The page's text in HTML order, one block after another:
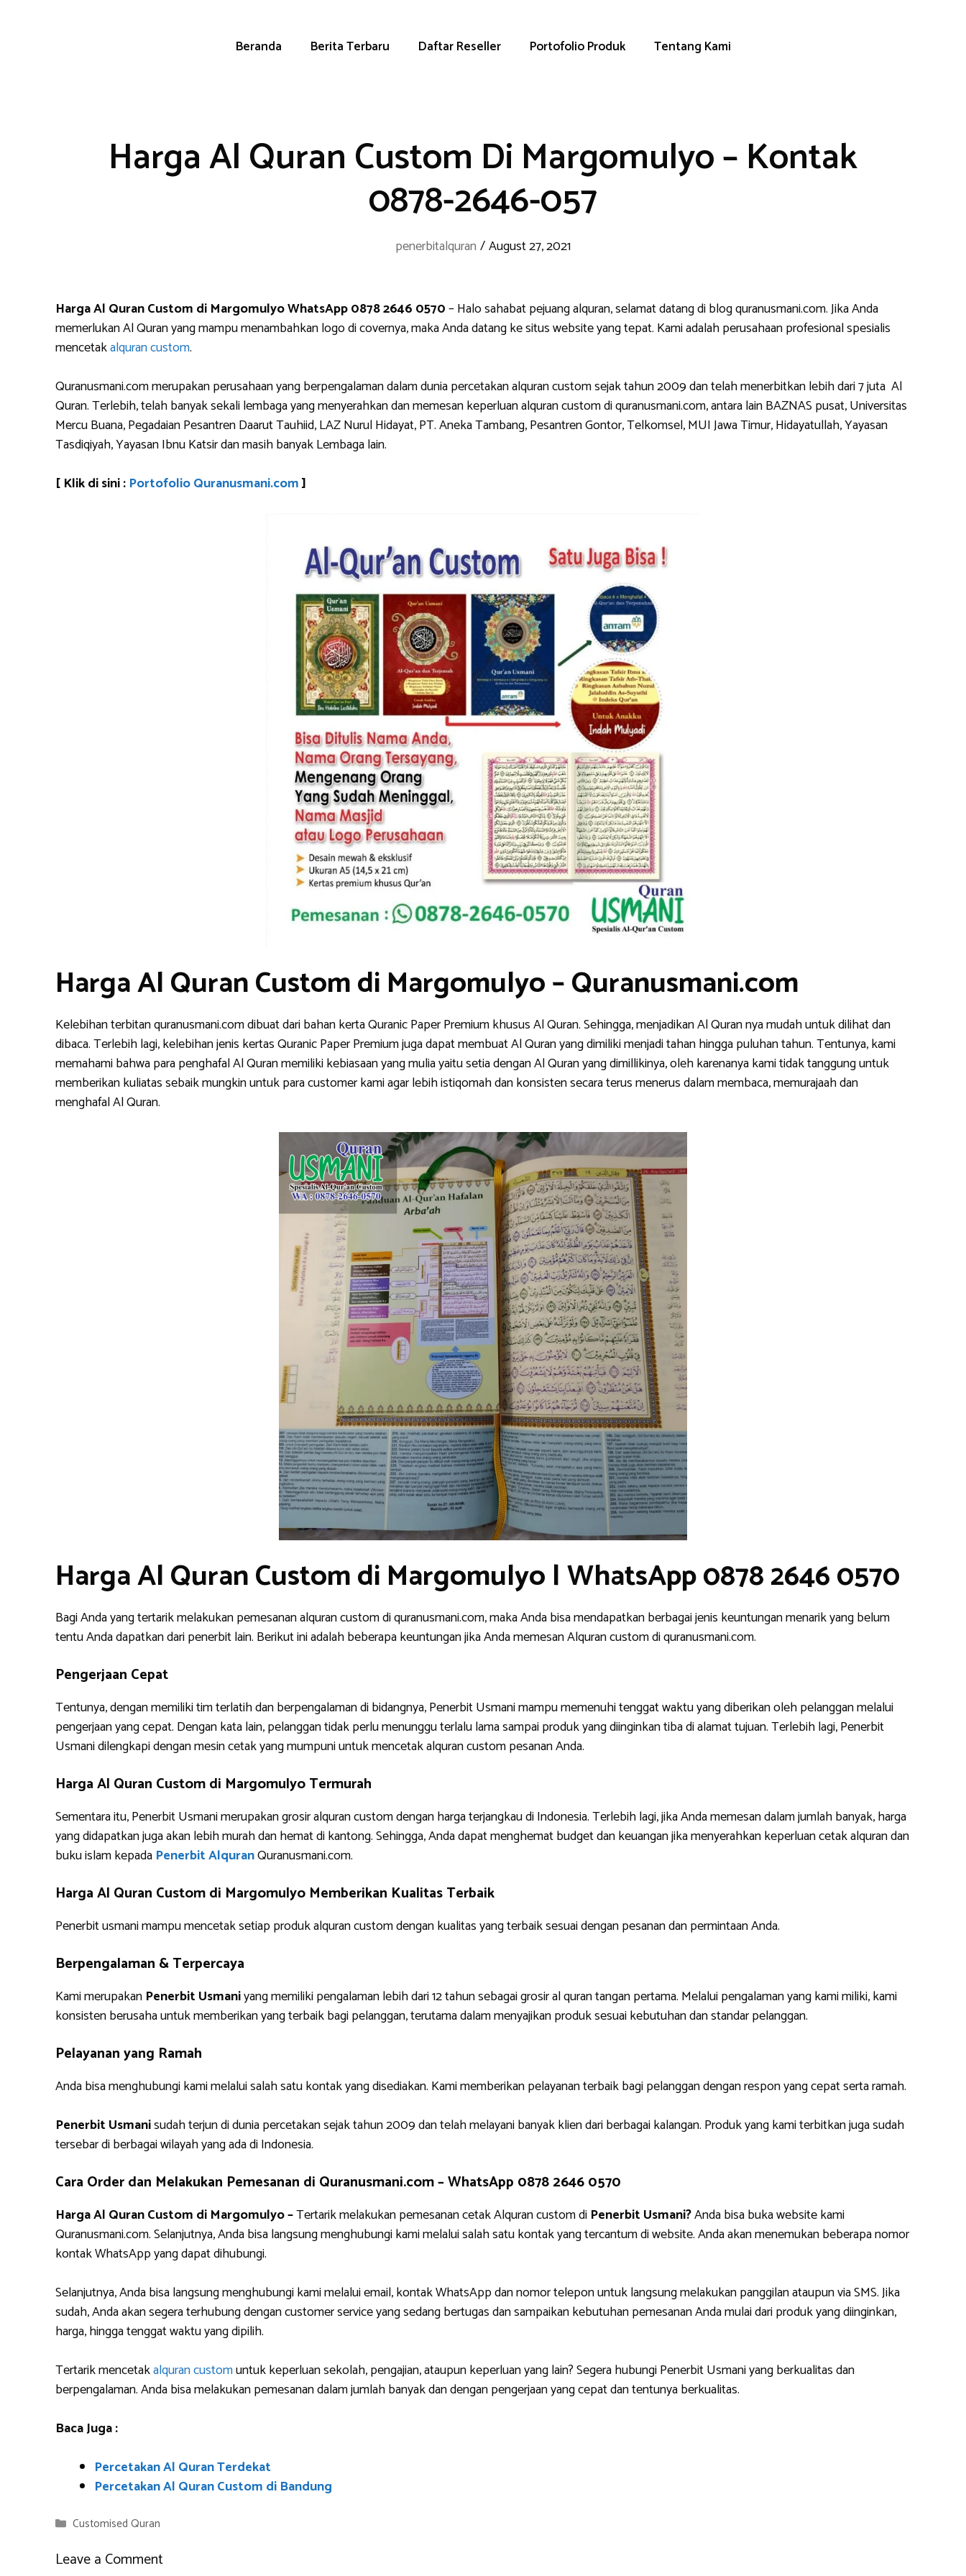
Beranda Berita Terbaru Daftar Reseller Portofolio Produk Tentang Kami
Harga Al Quran Custom Di Margomulyo – Kontak
0878-2646-057
penerbitalquran /August 27, 2021
Harga Al Quran Custom di Margomulyo WhatsApp 0878 2646 0570– Halo sahabat pejuang alquran, selamat datang di blog quranusmani.com. Jika Anda
memerlukan Al Quran yang mampu menambahkan logo di covernya, maka Anda datang ke situs website yang tepat. Kami adalah perusahaan profesional spesialis
mencetakalquran custom.
Quranusmani.com merupakan perusahaan yang berpengalaman dalam dunia percetakan alquran custom sejak tahun 2009 dan telah menerbitkan lebih dari 7 juta Al
Quran. Terlebih, telah banyak sekali lembaga yang menyerahkan dan memesan keperluan alquran custom di quranusmani.com, antara lain BAZNAS pusat, Universitas
Mercu Buana, Pegadaian Pesantren Daarut Tauhiid, LAZ Nurul Hidayat, PT. Aneka Tambang, Pesantren Gontor, Telkomsel, MUI Jawa Timur, Hidayatullah, Yayasan
Tasdiqiyah, Yayasan Ibnu Katsir dan masih banyak Lembaga lain.
[ Klik di sini : Portofolio Quranusmani.com]
Harga Al Quran Custom di Margomulyo – Quranusmani.com
Kelebihan terbitan quranusmani.com dibuat dari bahan kerta Quranic Paper Premium khusus Al Quran. Sehingga, menjadikan Al Quran nya mudah untuk dilihat dan
dibaca. Terlebih lagi, kelebihan jenis kertas Quranic Paper Premium juga dapat membuat Al Quran yang dimiliki menjadi tahan hingga puluhan tahun. Tentunya, kami
memahami bahwa para penghafal Al Quran memiliki kebiasaan yang mulia yaitu setia dengan Al Quran yang dimillikinya, oleh karenanya kami tidak tanggung untuk
memberikan kuliatas sebaik mungkin untuk para customer kami agar lebih istiqomah dan konsisten secara terus menerus dalam membaca, memurajaah dan
menghafal Al Quran.
Harga Al Quran Custom di Margomulyo | WhatsApp 0878 2646 0570
Bagi Anda yang tertarik melakukan pemesanan alquran custom di quranusmani.com, maka Anda bisa mendapatkan berbagai jenis keuntungan menarik yang belum
tentu Anda dapatkan dari penerbit lain. Berikut ini adalah beberapa keuntungan jika Anda memesan Alquran custom di quranusmani.com.
Pengerjaan Cepat
Tentunya, dengan memiliki tim terlatih dan berpengalaman di bidangnya, Penerbit Usmani mampu memenuhi tenggat waktu yang diberikan oleh pelanggan melalui
pengerjaan yang cepat. Dengan kata lain, pelanggan tidak perlu menunggu terlalu lama sampai produk yang diinginkan tiba di alamat tujuan. Terlebih lagi, Penerbit
Usmani dilengkapi dengan mesin cetak yang mumpuni untuk mencetak alquran custom pesanan Anda.
Harga Al Quran Custom di Margomulyo Termurah
Sementara itu, Penerbit Usmani merupakan grosir alquran custom dengan harga terjangkau di Indonesia. Terlebih lagi, jika Anda memesan dalam jumlah banyak, harga
yang didapatkan juga akan lebih murah dan hemat di kantong. Sehingga, Anda dapat menghemat budget dan keuangan jika menyerahkan keperluan cetak alquran dan
buku islam kepada Penerbit AlquranQuranusmani.com.
Harga Al Quran Custom di Margomulyo Memberikan Kualitas Terbaik
Penerbit usmani mampu mencetak setiap produk alquran custom dengan kualitas yang terbaik sesuai dengan pesanan dan permintaan Anda.
Berpengalaman & Terpercaya
Kami merupakan Penerbit Usmaniyang memiliki pengalaman lebih dari 12 tahun sebagai grosir al quran tangan pertama. Melalui pengalaman yang kami miliki, kami
konsisten berusaha untuk memberikan yang terbaik bagi pelanggan, terutama dalam menyajikan produk sesuai kebutuhan dan standar pelanggan.
Pelayanan yang Ramah
Anda bisa menghubungi kami melalui salah satu kontak yang disediakan. Kami memberikan pelayanan terbaik bagi pelanggan dengan respon yang cepat serta ramah.
Penerbit Usmanisudah terjun di dunia percetakan sejak tahun 2009 dan telah melayani banyak klien dari berbagai kalangan. Produk yang kami terbitkan juga sudah
tersebar di berbagai wilayah yang ada di Indonesia.
Cara Order dan Melakukan Pemesanan di Quranusmani.com –WhatsApp 0878 2646 0570
Harga Al Quran Custom di Margomulyo –Tertarik melakukan pemesanan cetak Alquran custom di Penerbit Usmani?Anda bisa buka website kami
Quranusmani.com. Selanjutnya, Anda bisa langsung menghubungi kami melalui salah satu kontak yang tercantum di website. Anda akan menemukan beberapa nomor
kontak WhatsApp yang dapat dihubungi.
Selanjutnya, Anda bisa langsung menghubungi kami melalui email, kontak WhatsApp dan nomor telepon untuk langsung melakukan panggilan ataupun via SMS. Jika
sudah, Anda akan segera terhubung dengan customer service yang sedang bertugas dan sampaikan kebutuhan pemesanan Anda mulai dari produk yang diinginkan,
harga, hingga tenggat waktu yang dipilih.
Tertarik mencetakalquran customuntuk keperluan sekolah, pengajian, ataupun keperluan yang lain? Segera hubungi Penerbit Usmani yang berkualitas dan
berpengalaman. Anda bisa melakukan pemesanan dalam jumlah banyak dan dengan pengerjaan yang cepat dan tentunya berkualitas.
Baca Juga :
Percetakan Al Quran Terdekat
Percetakan Al Quran Custom di Bandung
Categories
Customised Quran
Leave a Comment